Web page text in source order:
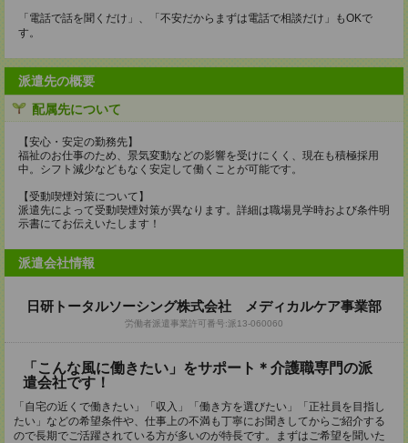
「電話で話を聞くだけ」、「不安だからまずは電話で相談だけ」もOKで
す。
派遣先の概要
配属先について
【安心・安定の勤務先】
福祉のお仕事のため、景気変動などの影響を受けにくく、現在も積極採用
中。シフト減少などもなく安定して働くことが可能です。
【受動喫煙対策について】
派遣先によって受動喫煙対策が異なります。詳細は職場見学時および条件明
示書にてお伝えいたします！
派遣会社情報
日研トータルソーシング株式会社 メディカルケア事業部
労働者派遣事業許可番号:派13-060060
「こんな風に働きたい」をサポート＊介護職専門の派
遣会社です！
「自宅の近くで働きたい」「収入」「働き方を選びたい」「正社員を目指し
たい」などの希望条件や、仕事上の不満も丁寧にお聞きしてからご紹介する
ので長期でご活躍されている方が多いのが特長です。まずはご希望を聞いた